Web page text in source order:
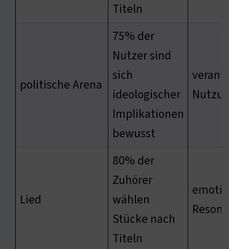
Titeln
politische Arena
75% der
Nutzer sind
sich
ideologischer
Implikationen
bewusst
Lied
80% der
Zuhörer
wählen
Stücke nach
Titeln